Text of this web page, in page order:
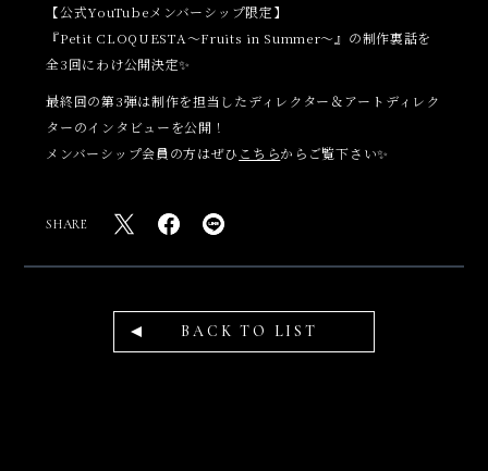
【公式YouTubeメンバーシップ限定】
『Petit CLOQUESTA～Fruits in Summer～』の制作裏話を
全3回にわけ公開決定✨
最終回の第3弾は制作を担当したディレクター＆アートディレク
ターのインタビューを公開！
メンバーシップ会員の方はぜひ こちらからご覧下さい✨
SHARE
BACK TO LIST